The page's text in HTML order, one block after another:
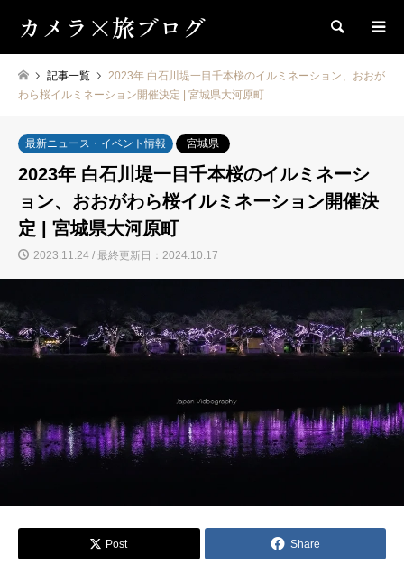
カメラ×旅ブログ 検索
記事一覧
2023年 白石川堤一目千本桜のイルミネーション、おおが
わら桜イルミネーション開催決定 | 宮城県大河原町
最新ニュース・イベント情報 宮城県
2023年 白石川堤一目千本桜のイルミネーシ
ョン、おおがわら桜イルミネーション開催決
定 | 宮城県大河原町
2023.11.24 / 最終更新日：2024.10.17
Post Share